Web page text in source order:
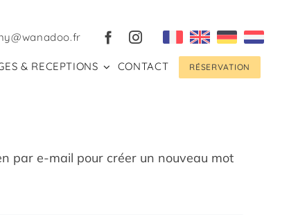
& RECEPTIONS CONTACT RÉSERVATION
par e-mail pour créer un nouveau mot